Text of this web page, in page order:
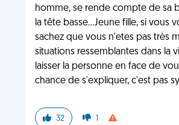
homme, se rende compte de sa
la tête basse...Jeune fille, si vous
sachez que vous n'etes pas très
situations ressemblantes dans la
laisser la personne en face de
chance de s'expliquer, c'est pas
32 1